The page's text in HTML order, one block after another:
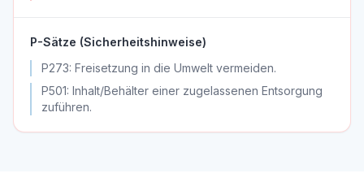
P-Sätze (Sicherheitshinweise)
P273: Freisetzung in die Umwelt vermeiden.
P501: Inhalt/Behälter einer zugelassenen Entsorgung
zuführen.